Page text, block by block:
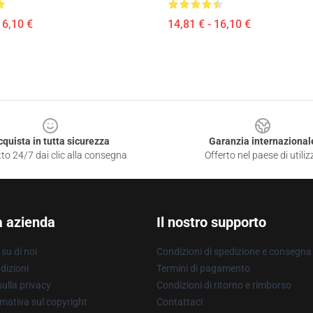
€ 14,81 € - 16,10 €
in tutta sicurezza
24/7 dai clic alla consegna
Garanzia
Offerto nel paese di
azienda
di noi
privacy
sul copyright
Il nostro supporto
Condizioni di spedizione e consegna
Termini di pagamento
Condizioni di ritorno e rimborso
Contattaci